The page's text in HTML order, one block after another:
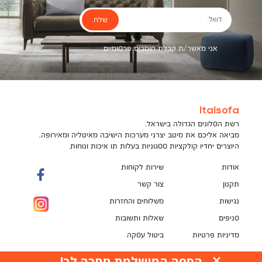
דואל
אני מאשר/ת קבלת חומרים פרסומיים
שלח
Italsofa
רשת הסלונים הגדולה בישראל,
מביאה אליכם את מיטב יצרני מערכות הישיבה מאיטליה ומאירופה,
היוצרים יחדיו קולקציות ססגוניות בעלות תו איכות ונוחות.
אודות
תקנון
נגישות
סניפים
מדיניות פרטיות
שירות לקוחות
צור קשר
משלוחים והחזרות
שאלות ותשובות
ביטול עסקה
תקנון מועדון לקוחות